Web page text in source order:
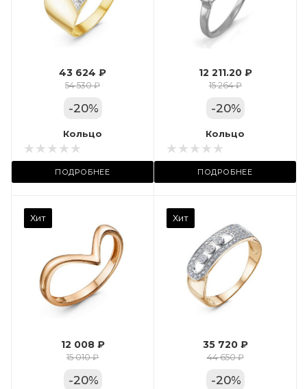
43 624 ₽
54 530 ₽
-20%
Кольцо
ПОДРОБНЕЕ
Вес драгметалла
Дельта
Цвет золота
КРАС
Местоположение:
ТРЦ «Арена»
12 211.20 ₽
15 264 ₽
-20%
Кольцо
ПОДРОБНЕЕ
Хит
12 008 ₽
15 010 ₽
-20%
Хит
Вес драгметалла
Марка (бренд)
Дельта
Фианит
Цвет золота
КРАС
35 720 ₽
44 650 ₽
-20%